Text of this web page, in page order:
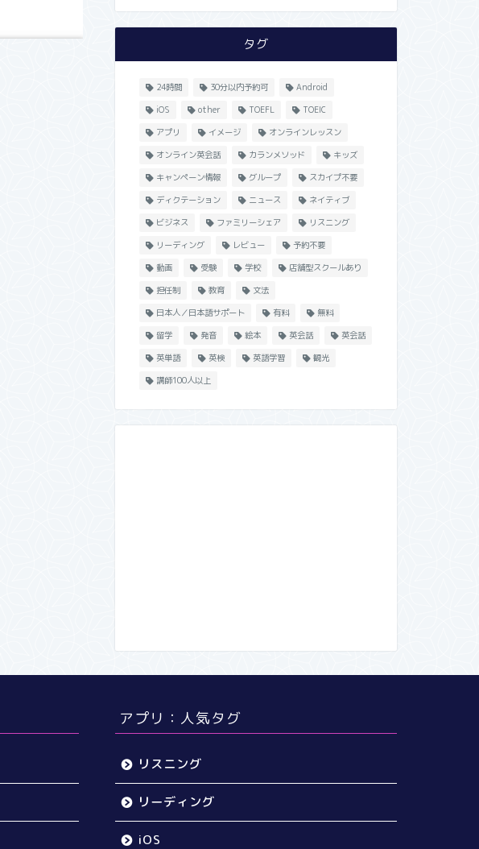
タグ
24時間 30分以内予約可
Android
iOS
other TOEFL
TOEIC
アプリ
イメージ
オンラインレッスン
オンライン英会話
カランメソッド
キッズ
キャンペーン情報
グループ
スカイプ不要
ディクテーション
ニュース
ネイティブ
ビジネス
ファミリーシェア
リスニング
リーディング
レビュー
予約不要
動画
受験 学校
店舗型スクールあり
担任制
教育
文法
日本人／日本語サポート
有料
無料
留学
発音 絵本 英会話
英会話
英単語
英検 英語学習
観光
講師100人以上
アプリ：人気タグ
リスニング
リーディング
iOS